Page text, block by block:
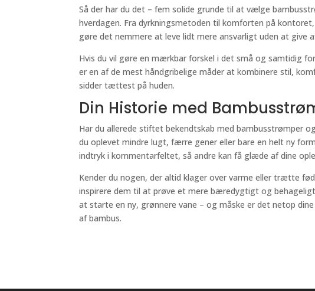
Så der har du det – fem solide grunde til at vælge
hverdagen. Fra dyrkningsmetoden til komforten på
gøre det nemmere at leve lidt mere ansvarligt uden at give
Hvis du vil gøre en mærkbar forskel i det små og samtidig
er en af de mest håndgribelige måder at kombinere stil,
sidder tættest på huden.
Din Historie med
Har du allerede stiftet bekendtskab med bambusstrømper
du oplevet mindre lugt, færre gener eller bare en helt ny
indtryk i kommentarfeltet, så andre kan få glæde af dine
Kender du nogen, der altid klager over varme eller trætte
inspirere dem til at prøve et mere bæredygtigt og
at starte en ny, grønnere vane – og måske er det netop
af bambus.